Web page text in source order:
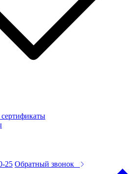
25 Обратный звонок